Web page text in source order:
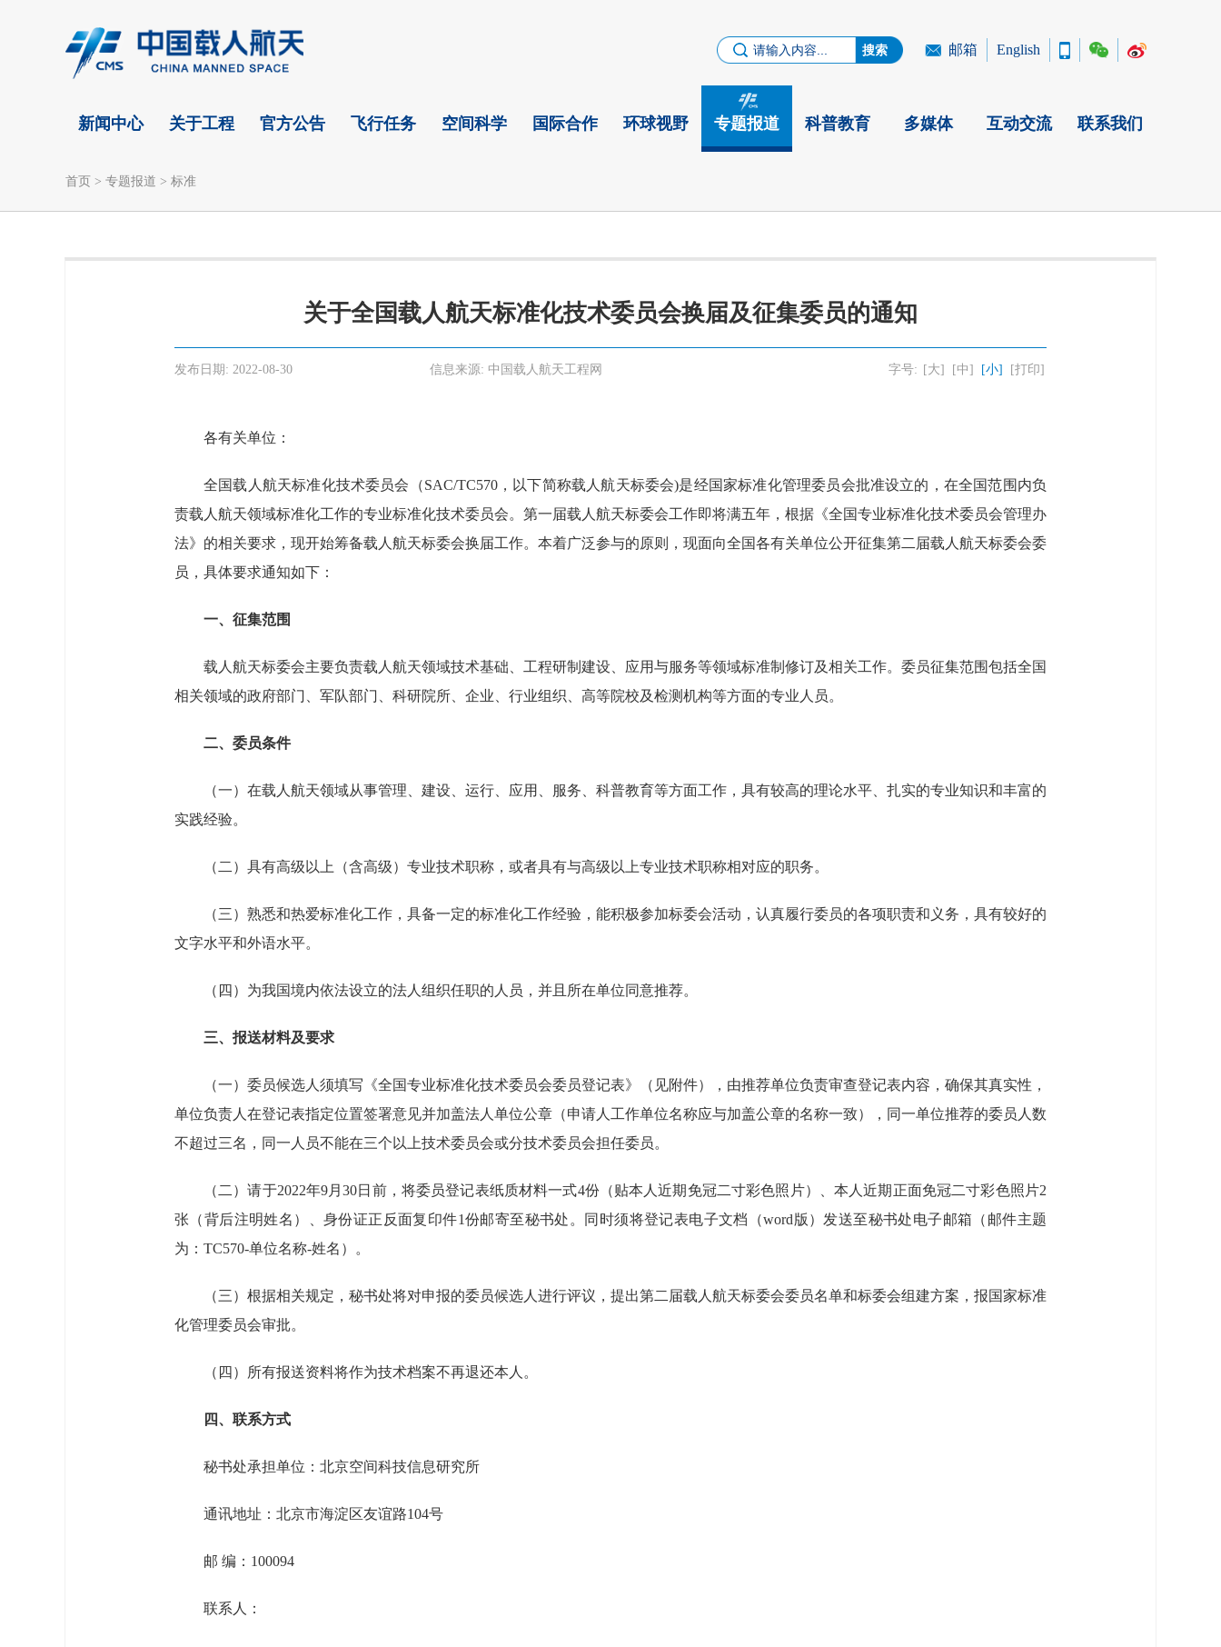
邮箱 English
新闻中心 关于工程 官方公告 飞行任务 空间科学 国际合作 环球视野 专题报道 科普教育 多媒体 互动交流 联系我们
首页 > 专题报道 > 标准
关于全国载人航天标准化技术委员会换届及征集委员的通知
发布日期: 2022-08-30 信息来源: 中国载人航天工程网 字号: [大] [中] [小] [打印]
各有关单位：
全国载人航天标准化技术委员会（SAC/TC570，以下简称载人航天标委会)是经国家标准化管理委员会批准设立的，在全国范围内负
责载人航天领域标准化工作的专业标准化技术委员会。第一届载人航天标委会工作即将满五年，根据《全国专业标准化技术委员会管理办
法》的相关要求，现开始筹备载人航天标委会换届工作。本着广泛参与的原则，现面向全国各有关单位公开征集第二届载人航天标委会委
员，具体要求通知如下：
一、征集范围
载人航天标委会主要负责载人航天领域技术基础、工程研制建设、应用与服务等领域标准制修订及相关工作。委员征集范围包括全国
相关领域的政府部门、军队部门、科研院所、企业、行业组织、高等院校及检测机构等方面的专业人员。
二、委员条件
（一）在载人航天领域从事管理、建设、运行、应用、服务、科普教育等方面工作，具有较高的理论水平、扎实的专业知识和丰富的
实践经验。
（二）具有高级以上（含高级）专业技术职称，或者具有与高级以上专业技术职称相对应的职务。
（三）熟悉和热爱标准化工作，具备一定的标准化工作经验，能积极参加标委会活动，认真履行委员的各项职责和义务，具有较好的
文字水平和外语水平。
（四）为我国境内依法设立的法人组织任职的人员，并且所在单位同意推荐。
三、报送材料及要求
（一）委员候选人须填写《全国专业标准化技术委员会委员登记表》（见附件），由推荐单位负责审查登记表内容，确保其真实性，
单位负责人在登记表指定位置签署意见并加盖法人单位公章（申请人工作单位名称应与加盖公章的名称一致），同一单位推荐的委员人数
不超过三名，同一人员不能在三个以上技术委员会或分技术委员会担任委员。
（二）请于2022年9月30日前，将委员登记表纸质材料一式4份（贴本人近期免冠二寸彩色照片）、本人近期正面免冠二寸彩色照片2
张（背后注明姓名）、身份证正反面复印件1份邮寄至秘书处。同时须将登记表电子文档（word版）发送至秘书处电子邮箱（邮件主题
为：TC570-单位名称-姓名）。
（三）根据相关规定，秘书处将对申报的委员候选人进行评议，提出第二届载人航天标委会委员名单和标委会组建方案，报国家标准
化管理委员会审批。
（四）所有报送资料将作为技术档案不再退还本人。
四、联系方式
秘书处承担单位：北京空间科技信息研究所
通讯地址：北京市海淀区友谊路104号
邮 编：100094
联系人：